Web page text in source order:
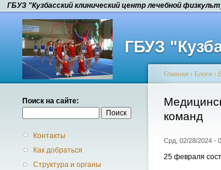
ГБУЗ "Кузбасский клинический центр лечебной
ГБУЗ
Поиск на сайте:
Контакты
Как добраться
Структура и органы
Главная › Блоги ›
команд
Срд, 02/28/2024 -
25 февраля